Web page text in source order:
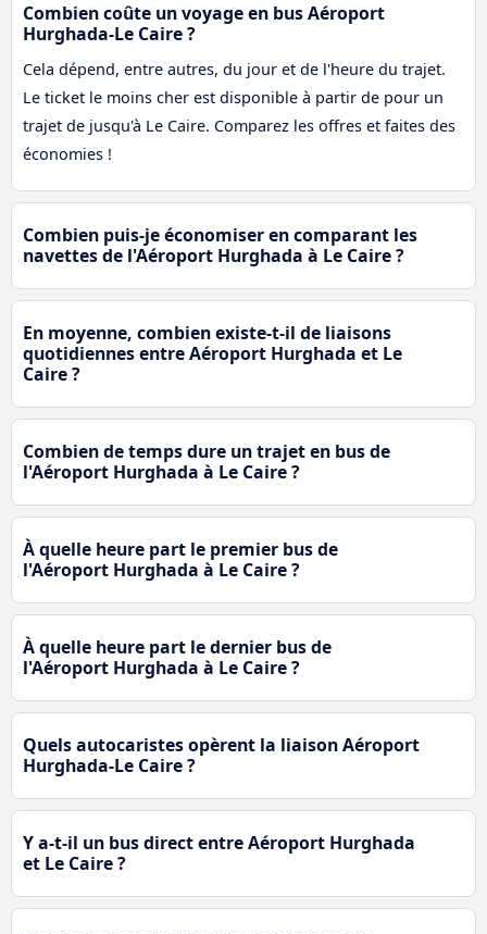
Combien coûte un voyage en bus Aéroport
Hurghada-Le Caire ?
Cela dépend, entre autres, du jour et de l'heure du trajet.
Le ticket le moins cher est disponible à partir de pour un
trajet de jusqu'à Le Caire. Comparez les offres et faites des
économies !
Combien puis-je économiser en comparant les
navettes de l'Aéroport Hurghada à Le Caire ?
En moyenne, combien existe-t-il de liaisons
quotidiennes entre Aéroport Hurghada et Le
Caire ?
Combien de temps dure un trajet en bus de
l'Aéroport Hurghada à Le Caire ?
À quelle heure part le premier bus de
l'Aéroport Hurghada à Le Caire ?
À quelle heure part le dernier bus de
l'Aéroport Hurghada à Le Caire ?
Quels autocaristes opèrent la liaison Aéroport
Hurghada-Le Caire ?
Y a-t-il un bus direct entre Aéroport Hurghada
et Le Caire ?